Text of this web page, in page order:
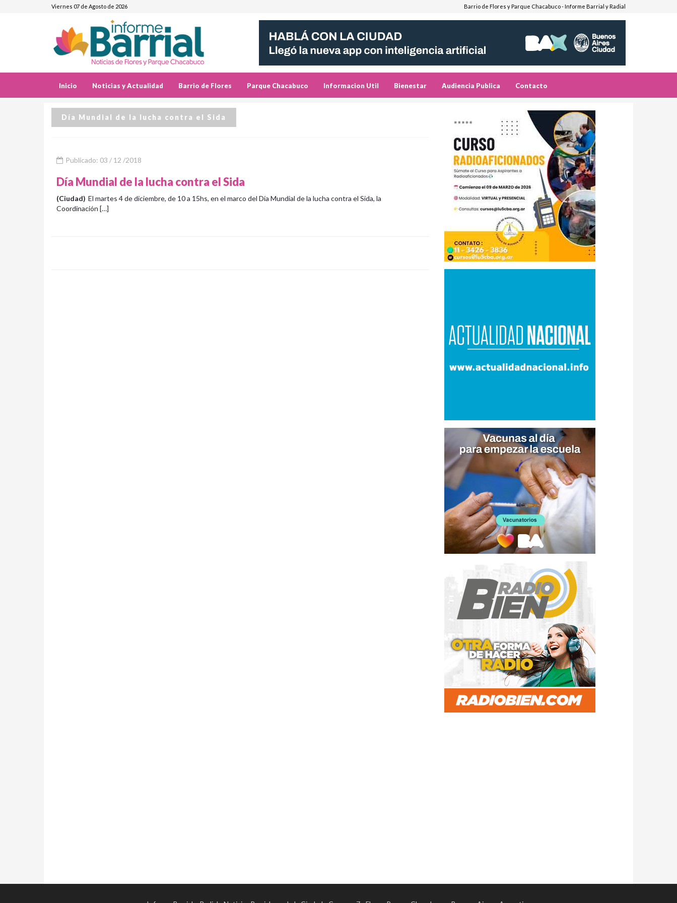
Viernes 07 de Agosto de 2026 Barrio de Flores y Parque Chacabuco - Informe Barrial y Radial
Inicio Noticias y Actualidad Barrio de Flores Parque Chacabuco Informacion Util Bienestar Audiencia Publica Contacto
Día Mundial de la lucha contra el Sida
Publicado: 03 / 12 /2018
Día Mundial de la lucha contra el Sida
(Ciudad) El martes 4 de diciembre, de 10 a 15hs, en el marco del Día Mundial de la lucha contra el Sida, la
Coordinación […]